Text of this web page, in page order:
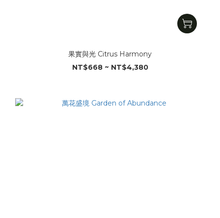
果實與光 Citrus Harmony
NT$668 ~ NT$4,380